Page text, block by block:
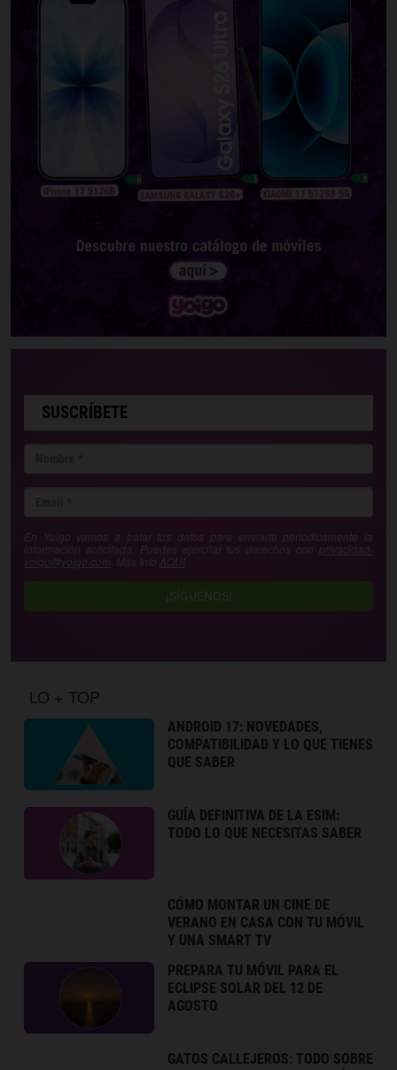
SUSCRÍBETE
En Yoigo vamos a tratar tus datos para enviarte periódicamente la
información solicitada. Puedes ejercitar tus derechos con privacidad-
yoigo@yoigo.com . Más Info AQUÍ
¡SÍGUENOS!
LO + TOP
ANDROID 17: NOVEDADES,
COMPATIBILIDAD Y LO QUE TIENES
QUE SABER
GUÍA DEFINITIVA DE LA ESIM:
TODO LO QUE NECESITAS SABER
CÓMO MONTAR UN CINE DE
VERANO EN CASA CON TU MÓVIL
Y UNA SMART TV
PREPARA TU MÓVIL PARA EL
ECLIPSE SOLAR DEL 12 DE
AGOSTO
GATOS CALLEJEROS: TODO SOBRE